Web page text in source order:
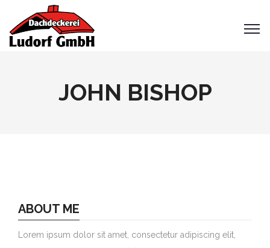
JOHN BISHOP
ABOUT ME
Lorem ipsum dolor sit amet, consectetur adipiscing elit,